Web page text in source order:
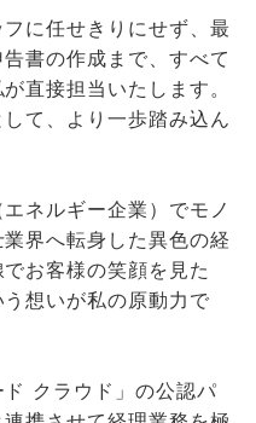
に任せきりにせず、最
書の作成まで、すべて
直接担当いたします。
て、より一歩踏み込ん
ネルギー企業）でモノ
界へ転身した異色の経
お客様の笑顔を見た
想いが私の原動力で
クラウド」の公認パ